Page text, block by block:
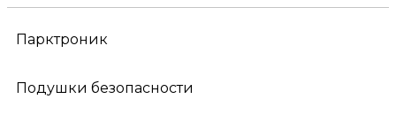
Парктроник
Подушки безопасности